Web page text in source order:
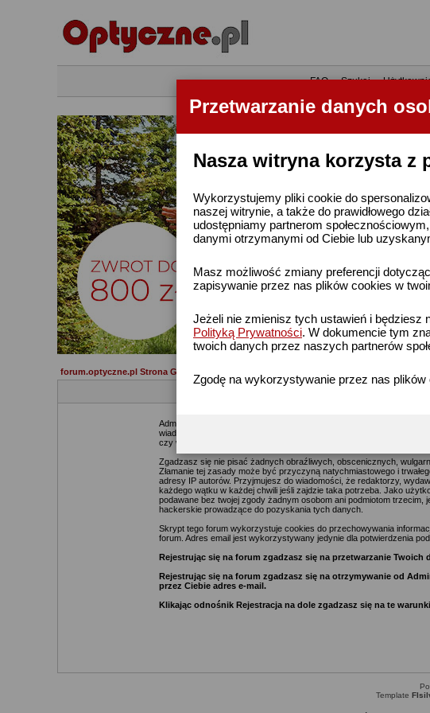
Przetwarzanie danych
Nasza witryna korzysta z
Wykorzystujemy pliki cookie do
naszej witrynie, a także do prawidłowego
udostępniamy partnerom
danymi otrzymanymi od Ciebie lub
Masz możliwość zmiany preferencji
zapisywanie przez nas plików cookies w
Jeżeli nie zmienisz tych ustawień i będziesz
Polityką Prywatności. W dokumencie tym
twoich danych przez naszych partnerów
Zgodę na wykorzystywanie przez nas
•FAQ•Szukaj•
forum.optyczne.pl Strona Główna
Administratorzy i moderatorzy podejmą starania mające na celu
wiadomości. Zgadzasz się więc, że zawartość każdego postu na
czy webmasterów (poza wiadomościami pisanymi przez nich) i nie
Zgadzasz się nie pisać żadnych obraźliwych, obscenicznych,
Złamanie tej zasady może być przyczyną natychmiastowego i
adresy IP autorów. Przyjmujesz do wiadomości, że redaktorzy,
każdego wątku w każdej chwili jeśli zajdzie taka potrzeba. Jako
podawane bez twojej zgody żadnym osobom ani podmiotom
hackerskie prowadzące do pozyskania tych danych.
Skrypt tego forum wykorzystuje cookies do przechowywania
forum. Adres email jest wykorzystywany jedynie dla potwierdzenia
Rejestrując się na forum zgadzasz się na przetwarzanie
Rejestrując się na forum zgadzasz się na otrzymywanie od
przez Ciebie adres e-mail.
Klikając odnośnik Rejestracja na dole zgadzasz się na te
Template